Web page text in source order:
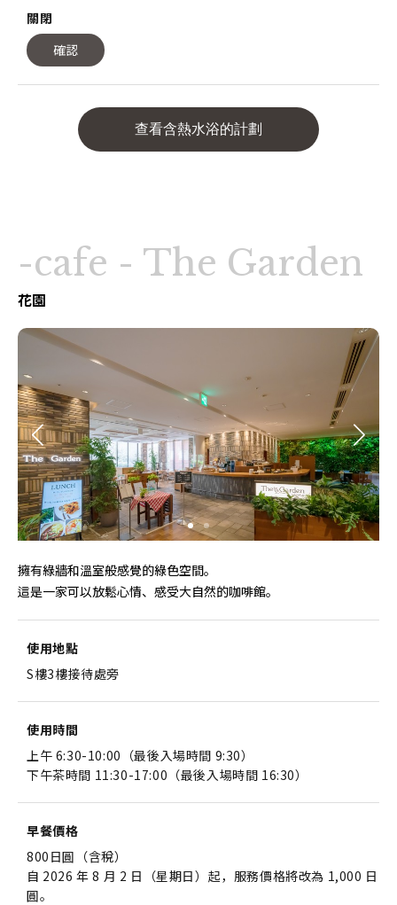
關閉
確認
查看含熱水浴的計劃
-cafe - The Garden
花園
擁有綠牆和溫室般感覺的綠色空間。
這是一家可以放鬆心情、感受大自然的咖啡館。
使用地點
S樓3樓接待處旁
使用時間
上午 6:30-10:00（最後入場時間 9:30）
下午茶時間 11:30-17:00（最後入場時間 16:30）
早餐價格
800日圓（含稅）
自 2026 年 8 月 2 日（星期日）起，服務價格將改為 1,000 日
圓。